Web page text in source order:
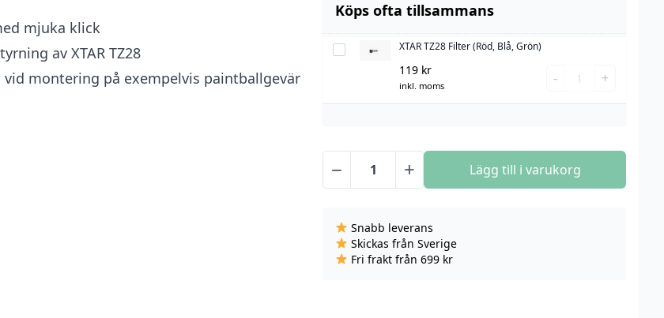
mjuka klick
av XTAR TZ28
vid montering på exempelvis paintballgevär
Köps ofta tillsammans
XTAR
(Röd,
XTAR TZ28 Filter (Röd, Blå, Grön)
119 kr
inkl. moms -
XTAR
Blå,
Grön)
mängd
+
−
XTAR
mängd
+ Lägg till i varukorg
Snabb leverans
Skickas från Sverige
Fri frakt från 699 kr